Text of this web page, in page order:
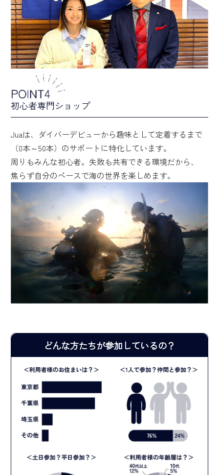
初心者専門ショップ
Juaは、ダイバーデビューから趣味として定着するまで
（0本～50本）のサポートに特化しています。
周りもみんな初心者。失敗も共有できる環境だから、
焦らず自分のペースで海の世界を楽しめます。
どんな方たちが参加しているの？